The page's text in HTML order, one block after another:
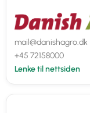
mail@danishagro.dk
+45 72158000
Lenke til nettsiden